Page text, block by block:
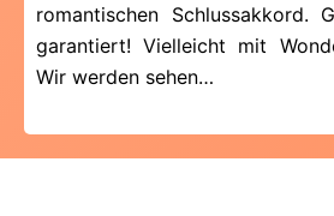
romantischen Schluss­akkord.
garantiert! Vielleicht mit
Wir werden sehen…